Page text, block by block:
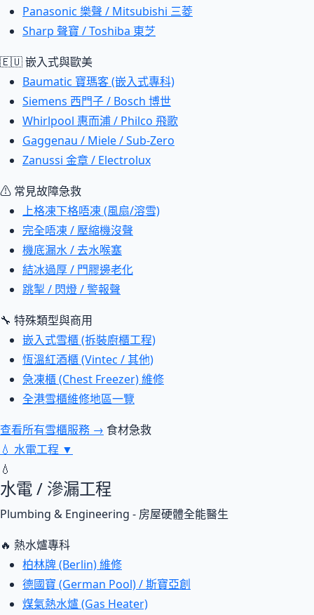
Panasonic 樂聲 / Mitsubishi 三菱
Sharp 聲寶 / Toshiba 東芝
🇪🇺 嵌入式與歐美
Baumatic 寶瑪客 (嵌入式專科)
Siemens 西門子 / Bosch 博世
Whirlpool 惠而浦 / Philco 飛歌
Gaggenau / Miele / Sub-Zero
Zanussi 金章 / Electrolux
⚠ 常見故障急救
上格凍下格唔凍 (風扇/溶雪)
完全唔凍 / 壓縮機沒聲
機底漏水 / 去水喉塞
結冰過厚 / 門膠邊老化
跳掣 / 閃燈 / 警報聲
🔧 特殊類型與商用
嵌入式雪櫃 (拆裝廚櫃工程)
恆溫紅酒櫃 (Vintec / 其他)
急凍櫃 (Chest Freezer) 維修
全港雪櫃維修地區一覽
查看所有雪櫃服務 → 食材急救
💧 水電工程 ▼
💧
水電 / 滲漏工程
Plumbing & Engineering - 房屋硬體全能醫生
🔥 熱水爐專科
柏林牌 (Berlin) 維修
德國寶 (German Pool) / 斯寶亞創
煤氣熱水爐 (Gas Heater)